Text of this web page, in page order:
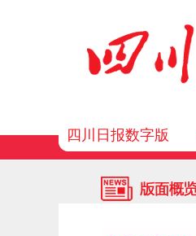
四川日报数字版